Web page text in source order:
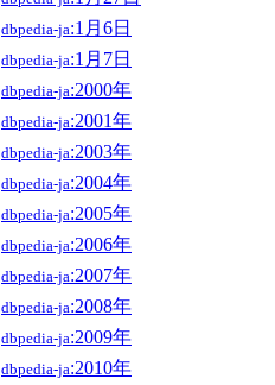
dbpedia-ja:1月6日
dbpedia-ja:1月7日
dbpedia-ja:2000年
dbpedia-ja:2001年
dbpedia-ja:2003年
dbpedia-ja:2004年
dbpedia-ja:2005年
dbpedia-ja:2006年
dbpedia-ja:2007年
dbpedia-ja:2008年
dbpedia-ja:2009年
dbpedia-ja:2010年